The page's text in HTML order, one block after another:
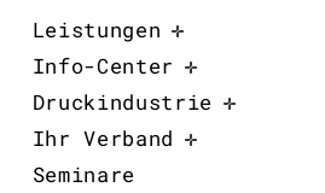
Leistungen
Info-Center
Druckindustrie
Ihr Verband
Seminare